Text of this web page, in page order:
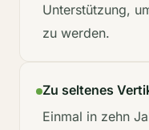
Unterstützung,
zu werden.
Zu seltenes
Einmal in zehn